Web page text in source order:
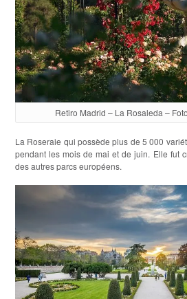
Retiro Madrid – La Rosaleda –
La Roseraie qui possède plus de 5 000
pendant les mois de mai et de juin. Elle fut
des autres parcs européens.